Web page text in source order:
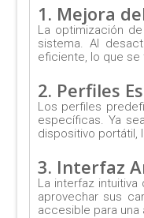
1. Mejora
La optimización
sistema. Al
eficiente, lo que se
2. Perfiles
Los perfiles
específicas. Ya
dispositivo portátil,
3. Interfaz
La interfaz intuitiva
aprovechar sus
accesible para una